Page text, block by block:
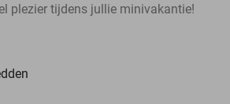
plezier tijdens jullie minivakantie!